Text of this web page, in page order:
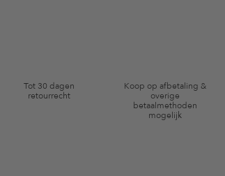
Tot 30 dagen
retourrecht
Koop op afbetaling &
overige
betaalmethoden
mogelijk